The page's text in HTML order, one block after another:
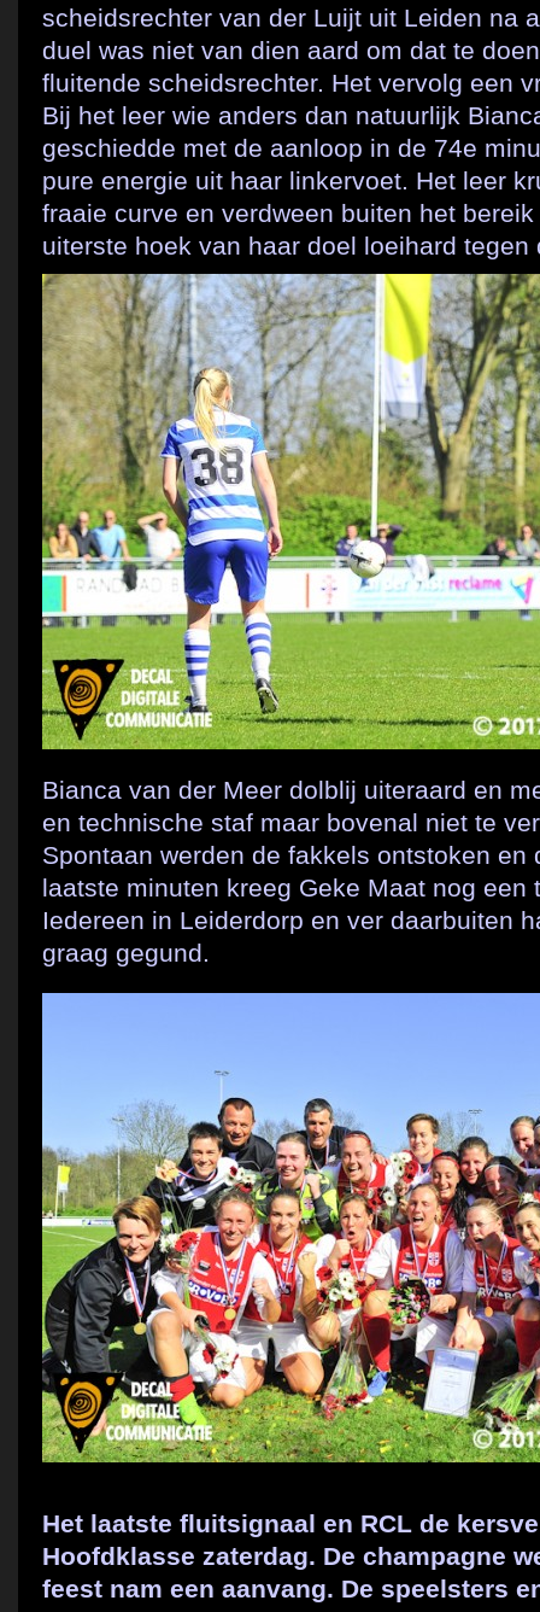
scheidsrechter van der Luijt uit Leiden na
duel was niet van dien aard om dat te
fluitende scheidsrechter. Het vervolg een
Bij het leer wie anders dan natuurlijk
geschiedde met de aanloop in de 74e
pure energie uit haar linkervoet. Het leer
fraaie curve en verdween buiten het
uiterste hoek van haar doel loeihard tegen
Bianca van der Meer dolblij uiteraard en
en technische staf maar bovenal niet te
Spontaan werden de fakkels ontstoken en
laatste minuten kreeg Geke Maat nog een
Iedereen in Leiderdorp en ver daarbuiten
graag gegund.
Het laatste fluitsignaal en RCL de
Hoofdklasse zaterdag. De champagne
feest nam een aanvang. De speelsters